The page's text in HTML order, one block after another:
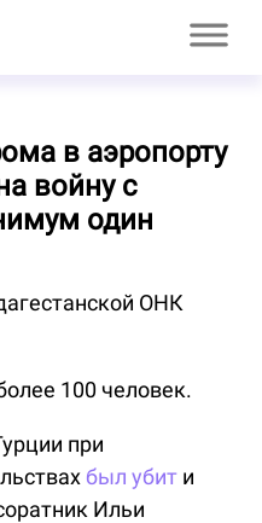
в аэропорту
войну с
один
ОНК
100 человек.
при
был убит и
Ильи